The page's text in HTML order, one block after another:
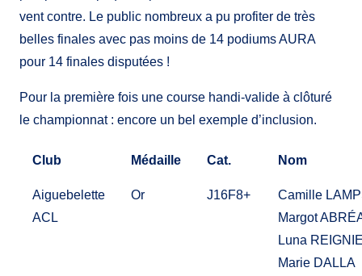
vent contre. Le public nombreux a pu profiter de très
belles finales avec pas moins de 14 podiums AURA
pour 14 finales disputées !
Pour la première fois une course handi-valide à clôturé
le championnat : encore un bel exemple d’inclusion.
Club Médaille Cat. Nom
Aiguebelette
ACL
Or J16F8+
Camille
Margot
Luna
Marie DALLA